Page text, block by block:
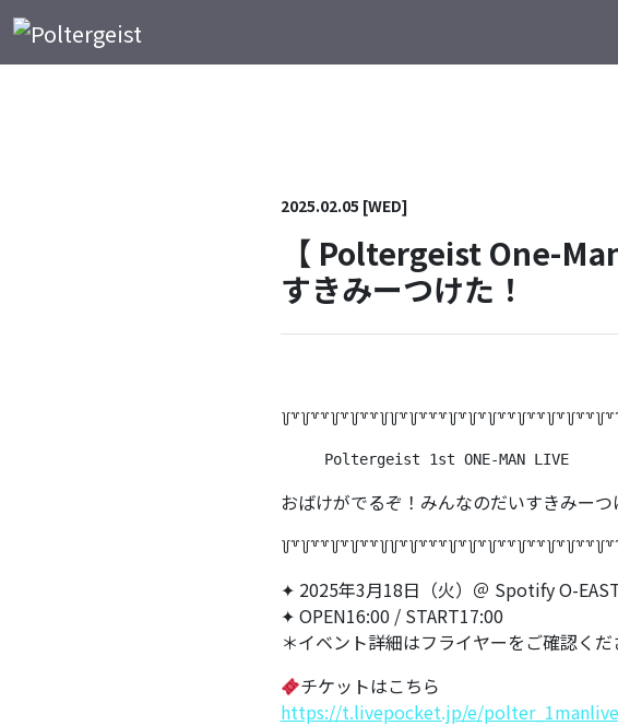
メインナビゲーション
2025.02.05 [WED]
【 Poltergeist One-
すきみーつけた！
     Poltergeist 1st ONE-MAN LIVE
おばけがでるぞ！みんなのだいすきみーつ
✦ 2025年3月18日（火）＠ Spotify O-
✦ OPEN16:00 / START17:00
＊イベント詳細はフライヤーをご確認くだ
チケットはこちら
https://t.livepocket.jp/e/